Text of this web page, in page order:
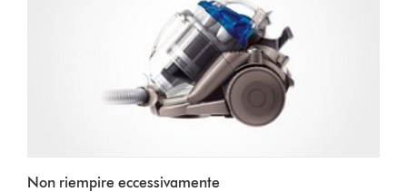
Non riempire eccessivamente